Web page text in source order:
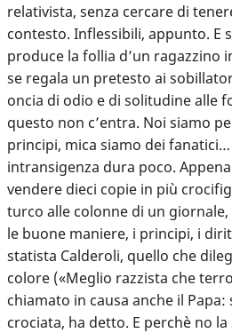
relativista, senza cercare di
contesto. Inflessibili, appunto. E
produce la follia d’un ragazzino
se regala un pretesto ai
oncia di odio e di solitudine alle
questo non c’entra. Noi siamo
principi, mica siamo dei
intransigenza dura poco. Appena
vendere dieci copie in più
turco alle colonne di un
le buone maniere, i principi, i
statista Calderoli, quello che
colore («Meglio razzista che
chiamato in causa anche il Papa:
crociata, ha detto. E perchè no